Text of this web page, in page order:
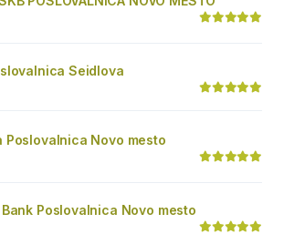
Seidlova
Poslovalnica Novo mesto
Poslovalnica Novo mesto